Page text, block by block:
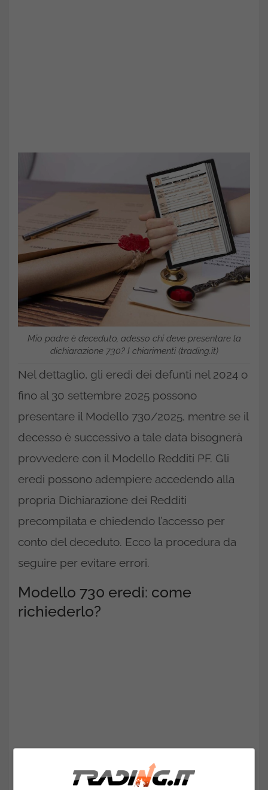
Mio padre è deceduto, adesso chi deve presentare la
dichiarazione 730? I chiarimenti (trading.it)
Nel dettaglio, gli eredi dei defunti nel 2024 o
fino al 30 settembre 2025 possono
presentare il Modello 730/2025, mentre se il
decesso è successivo a tale data bisognerà
provvedere con il Modello Redditi PF. Gli
eredi possono adempiere accedendo alla
propria Dichiarazione dei Redditi
precompilata e chiedendo l’accesso per
conto del deceduto. Ecco la procedura da
seguire per evitare errori.
Modello 730 eredi: come
richiederlo?